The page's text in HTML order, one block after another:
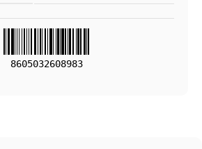
8605032608983